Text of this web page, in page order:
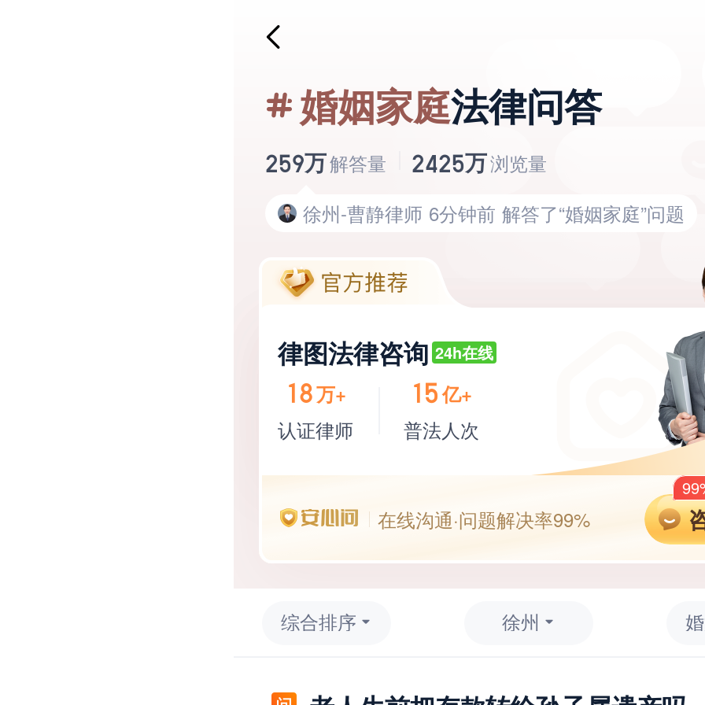
婚姻家庭法律问答
259万解答量 2425万浏览量
徐州-周辉律师 16分钟前 解答了“婚姻家庭”问题
徐州-王颖律师 18分钟前 解答了“婚姻家庭”问题
徐州-曹静律师 6分钟前 解答了“婚姻家庭”问题
徐州-周辉律师
解答了“婚姻家庭”问
徐州-王颖律师 18分钟前
解答了“婚姻家庭”问题
徐州-曹静律师 6分钟前 解答了“婚姻家庭”问题
律图法律咨询 24h在线
18万+
认证律师
15亿+
普法人次
在线沟通·问题解决率99%
综合排序 徐州